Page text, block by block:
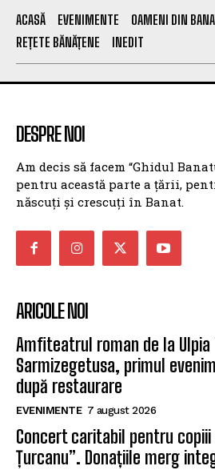
ACASĂ EVENIMENTE OAMENI DIN
REȚETE BĂNĂȚENE
INEDIT
DESPRE NOI
Am decis să facem “Ghidul
pentru această parte a țării,
născuți și crescuți în Banat.
ARICOLE NOI
Amfiteatrul roman de la Ulpia
Sarmizegetusa, primul
după restaurare
EVENIMENTE 7 august 2026
Concert caritabil pentru copiii
Țurcanu”. Donațiile merg